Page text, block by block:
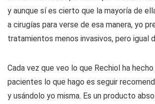
y aunque sí es cierto que la mayoría de
a cirugías para verse de esa manera, yo
tratamientos menos invasivos, pero igual
Cada vez que veo lo que Rechiol ha
pacientes lo que hago es seguir
y usándolo yo misma. Es un producto